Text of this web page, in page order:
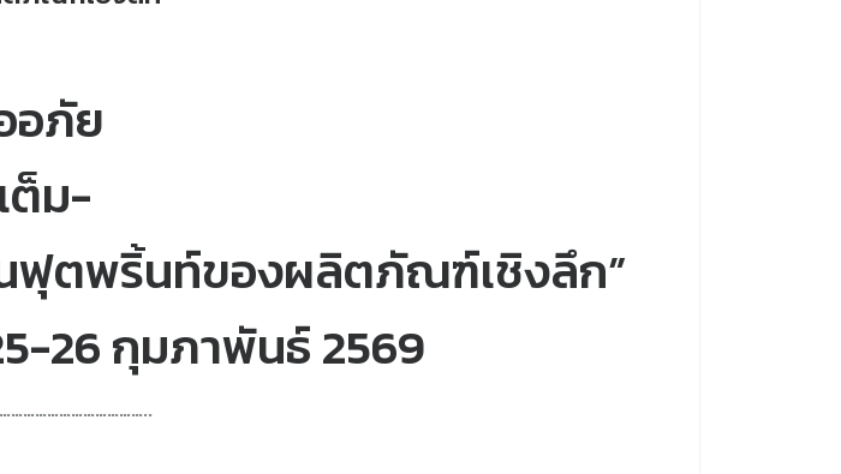
อภัย
ต็ม-
ฟุตพริ้นท์ของผลิตภัณฑ์เชิงลึก”
26 กุมภาพันธ์ 2569